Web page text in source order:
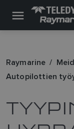
Raymarine
Autopilottien